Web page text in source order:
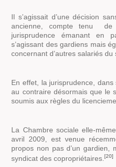
Il s’agissait d’une décision
ancienne, compte tenu de
jurisprudence émanant en
s’agissant des gardiens mais
concernant d’autres salariés
En effet, la jurisprudence,
au contraire désormais que le
soumis aux règles du
La Chambre sociale elle-
avril 2009, est venue
propos non pas d’un gardien,
syndicat des copropriétaires.[20]